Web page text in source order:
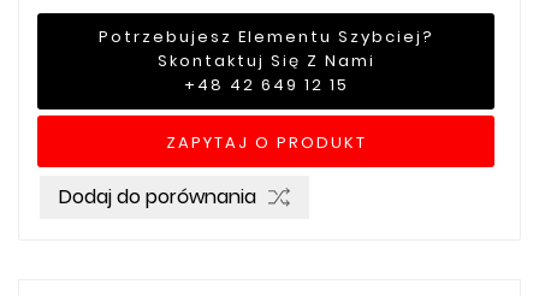
Potrzebujesz Elementu Szybciej?
Skontaktuj Się Z Nami
+48 42 649 12 15
ZAPYTAJ O PRODUKT
Dodaj do porównania